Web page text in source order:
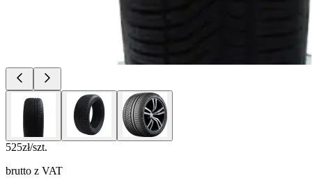
525zł/szt.
brutto z VAT